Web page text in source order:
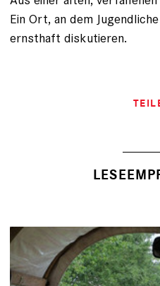
Ein Ort, an dem
ernsthaft diskutieren.